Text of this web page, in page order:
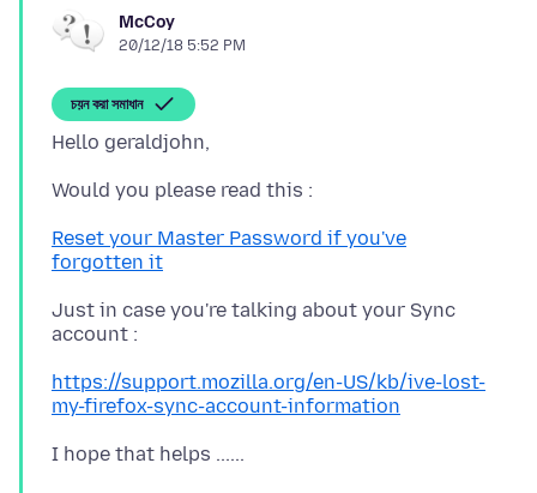
McCoy
20/12/18 5:52 PM
চয়ন করা সমাধান
Reset your Master Password if you've
forgotten it
Just in case you're talking about your Sync
https://support.mozilla.org/en-US/kb/ive-lost-
my-firefox-sync-account-information